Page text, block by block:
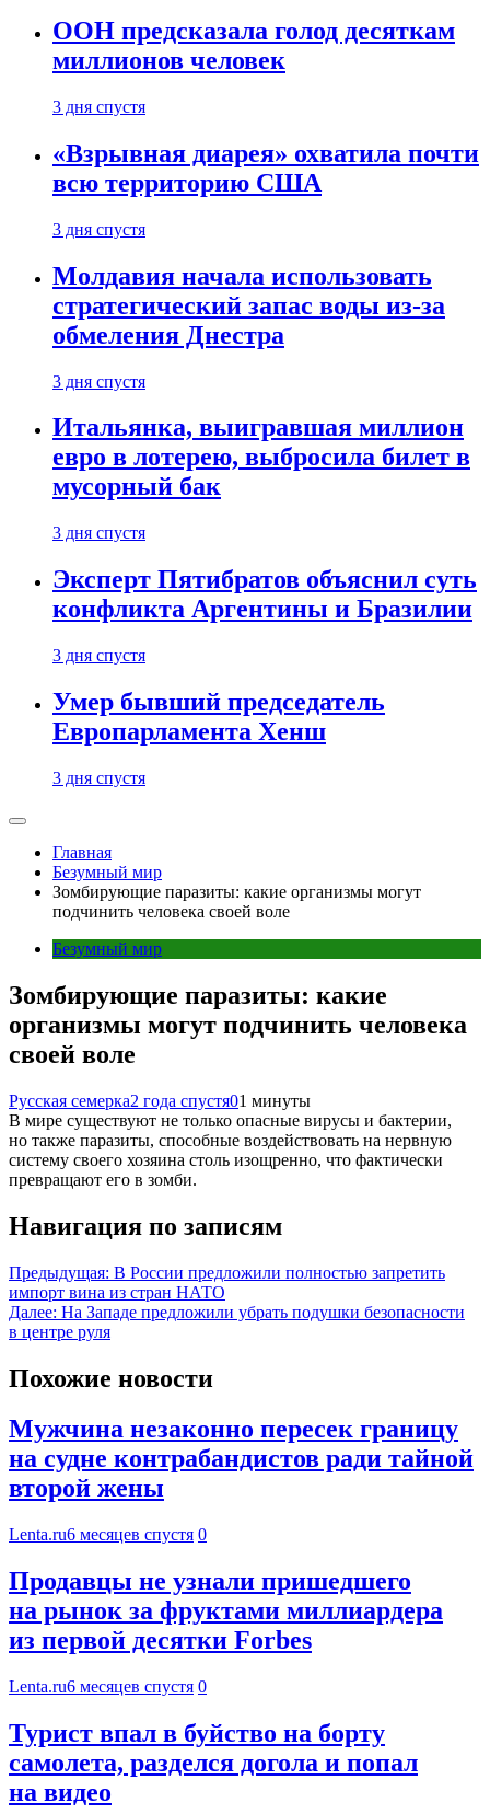
ООН предсказала голод десяткам
миллионов человек
3 дня спустя
«Взрывная диарея» охватила почти
всю территорию США
3 дня спустя
Молдавия начала использовать
стратегический запас воды из-за
обмеления Днестра
3 дня спустя
Итальянка, выигравшая миллион
евро в лотерею, выбросила билет в
мусорный бак
3 дня спустя
Эксперт Пятибратов объяснил суть
конфликта Аргентины и Бразилии
3 дня спустя
Умер бывший председатель
Европарламента Хенш
3 дня спустя
Главная
Безумный мир
Зомбирующие паразиты: какие организмы могут
подчинить человека своей воле
Безумный мир
Зомбирующие паразиты: какие
организмы могут подчинить человека
своей воле
Русская семерка2 года спустя01 минуты
В мире существуют не только опасные вирусы и бактерии,
но также паразиты, способные воздействовать на нервную
систему своего хозяина столь изощренно, что фактически
превращают его в зомби.
Навигация по записям
Предыдущая: В России предложили полностью запретить
импорт вина из стран НАТО
Далее: На Западе предложили убрать подушки безопасности
в центре руля
Похожие новости
Мужчина незаконно пересек границу
на судне контрабандистов ради тайной
второй жены
Lenta.ru6 месяцев спустя 0
Продавцы не узнали пришедшего
на рынок за фруктами миллиардера
из первой десятки Forbes
Lenta.ru6 месяцев спустя 0
Турист впал в буйство на борту
самолета, разделся догола и попал
на видео